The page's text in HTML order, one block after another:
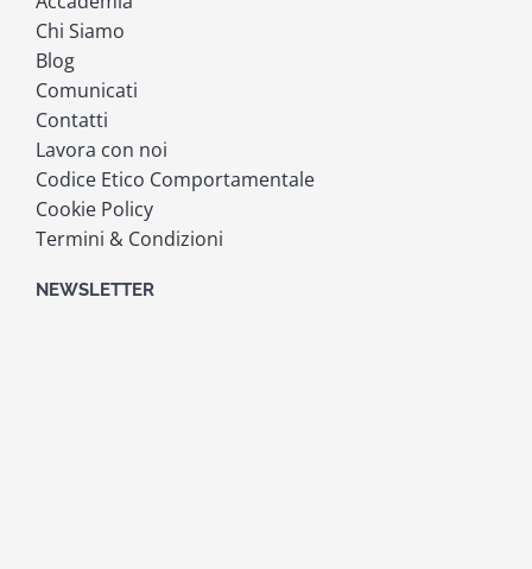
Chi Siamo
Blog
Comunicati
Contatti
Lavora con noi
Codice Etico Comportamentale
Cookie Policy
Termini & Condizioni
NEWSLETTER